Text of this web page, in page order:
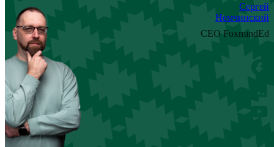
Сергей
Немчинский
CEO FoxmindEd